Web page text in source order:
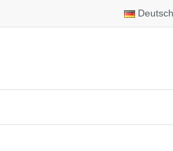
Deutsch